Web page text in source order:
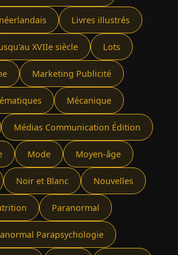
Livres illustrés
XVIIe siècle Lots
Marketing Publicité
Mécanique
Médias Communication Édition
Mode Moyen-âge
Noir et Blanc Nouvelles
Paranormal
Parapsychologie